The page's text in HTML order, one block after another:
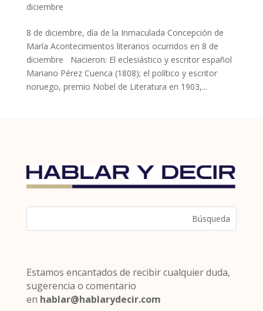
diciembre
8 de diciembre, día de la Inmaculada Concepción de
María Acontecimientos literarios ocurridos en 8 de
diciembre Nacieron: El eclesiástico y escritor español
Mariano Pérez Cuenca (1808); el político y escritor
noruego, premio Nobel de Literatura en 1903,...
Estamos encantados de recibir cualquier duda,
sugerencia o comentario
en hablar@hablarydecir.com